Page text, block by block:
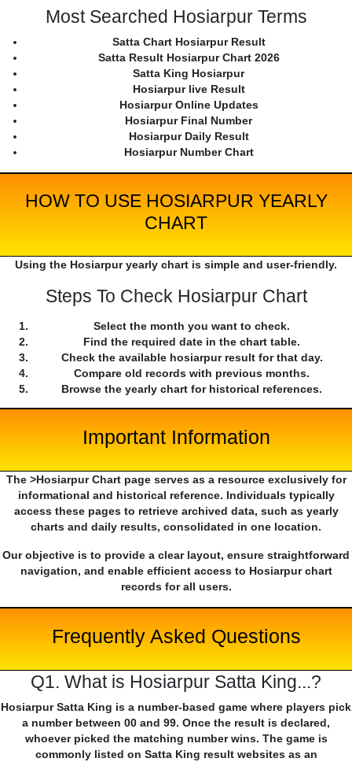
Most Searched Hosiarpur Terms
Satta Chart Hosiarpur Result
Satta Result Hosiarpur Chart 2026
Satta King Hosiarpur
Hosiarpur live Result
Hosiarpur Online Updates
Hosiarpur Final Number
Hosiarpur Daily Result
Hosiarpur Number Chart
HOW TO USE HOSIARPUR YEARLY
CHART
Using the Hosiarpur yearly chart is simple and user-friendly.
Steps To Check Hosiarpur Chart
Select the month you want to check.
Find the required date in the chart table.
Check the available hosiarpur result for that day.
Compare old records with previous months.
Browse the yearly chart for historical references.
Important Information
The >Hosiarpur Chart page serves as a resource exclusively for
informational and historical reference. Individuals typically
access these pages to retrieve archived data, such as yearly
charts and daily results, consolidated in one location.
Our objective is to provide a clear layout, ensure straightforward
navigation, and enable efficient access to Hosiarpur chart
records for all users.
Frequently Asked Questions
Q1. What is Hosiarpur Satta King...?
Hosiarpur Satta King is a number-based game where players pick
a number between 00 and 99. Once the result is declared,
whoever picked the matching number wins. The game is
commonly listed on Satta King result websites as an